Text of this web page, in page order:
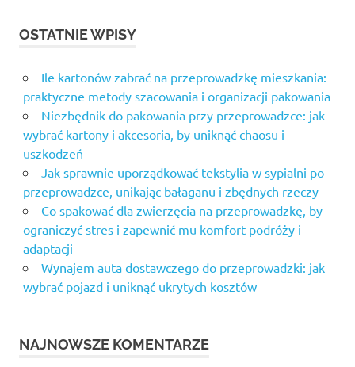
OSTATNIE WPISY
Ile kartonów zabrać na przeprowadzkę mieszkania:
praktyczne metody szacowania i organizacji pakowania
Niezbędnik do pakowania przy przeprowadzce: jak
wybrać kartony i akcesoria, by uniknąć chaosu i
uszkodzeń
Jak sprawnie uporządkować tekstylia w sypialni po
przeprowadzce, unikając bałaganu i zbędnych rzeczy
Co spakować dla zwierzęcia na przeprowadzkę, by
ograniczyć stres i zapewnić mu komfort podróży i
adaptacji
Wynajem auta dostawczego do przeprowadzki: jak
wybrać pojazd i uniknąć ukrytych kosztów
NAJNOWSZE KOMENTARZE